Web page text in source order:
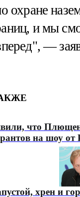
охране
и мы
—
что
на шоу от
хрен и